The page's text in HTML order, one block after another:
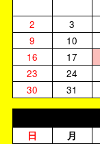
2
3
9
10
16
17
23
24
30
31
日 月